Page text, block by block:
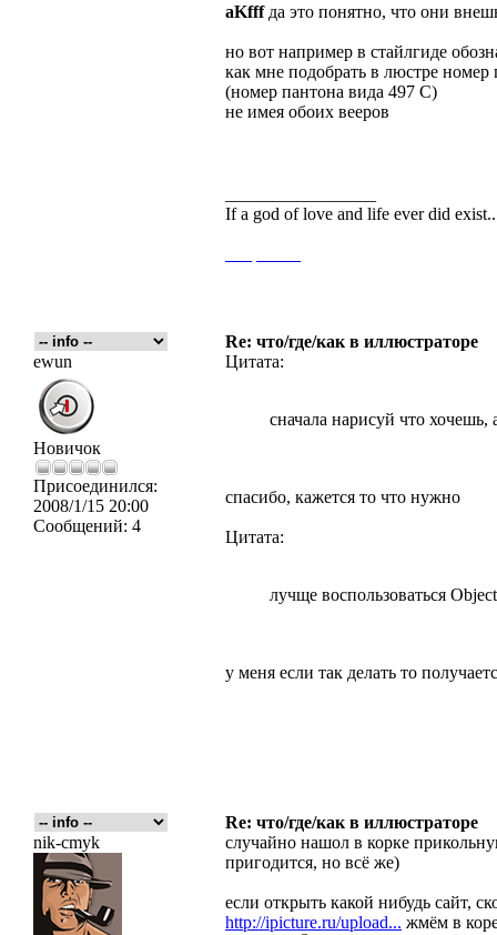
aKfffда это понятно, что они
но вот например в стайлгиде
как мне подобрать в люстре номер
(номер пантона вида 497 C)
не имея обоих вееров
If a god of love and life ever did
Re: что/где/как в иллюстраторе
ewun
Новичок
Присоединился:
2008/1/15 20:00
Сообщений: 4
Цитата:
сначала нарисуй что
спасибо, кажется то что нужно
Цитата:
лучще воспользоваться
у меня если так делать то
Re: что/где/как в иллюстраторе
nik-cmyk
случайно нашол в корке
пригодится, но всё же)
если открыть какой нибудь сайт,
http://ipicture.ru/upload... жмём в